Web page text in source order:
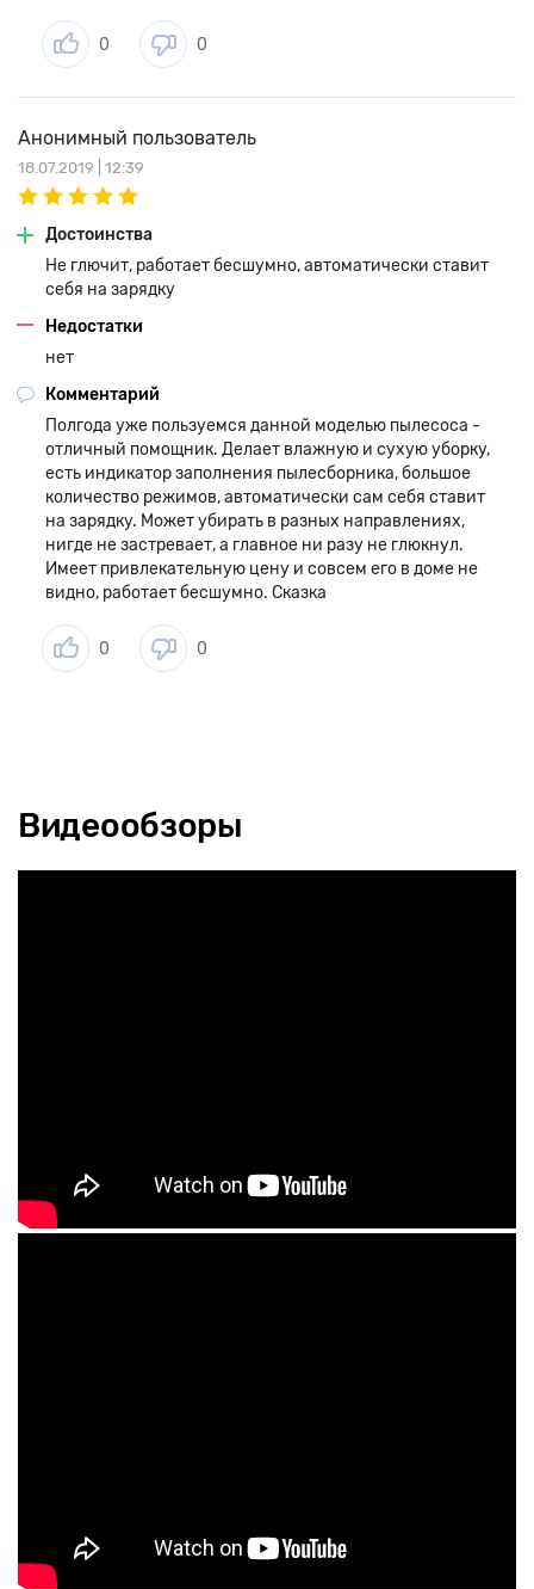
уборка по расписанию. Вы можете запрограммировать
девайс на строго выбранное время, в течение которого и
вас не будет в квартире в этот момент.
Долгая работа без подзарядки
Электроприбор оснащен высококачественной батареей с
устройство интенсивно функционировало на протяжении
двух часов. Как только, подходит срок зарядки «умный»
аппарат сам заезжает на док-станцию.
0 0
Анонимный пользователь
18.07.2019 | 12:39
Достоинства
Не глючит, работает бесшумно, автоматически ставит
себя на зарядку
Недостатки
нет
Комментарий
Полгода уже пользуемся данной моделью пылесоса -
отличный помощник. Делает влажную и сухую уборку,
есть индикатор заполнения пылесборника, большое
количество режимов, автоматически сам себя ставит
на зарядку. Может убирать в разных направлениях,
нигде не застревает, а главное ни разу не глюкнул.
Имеет привлекательную цену и совсем его в доме не
видно, работает бесшумно. Сказка
0 0
Видеообзоры